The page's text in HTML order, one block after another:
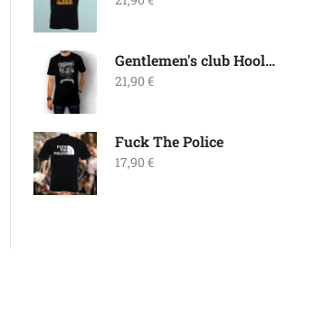
Gentlemen's club Hooligan Style
21,90 €
Fuck The Police
17,90 €